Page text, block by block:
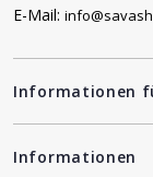
E-Mail:
Informationen
Informationen